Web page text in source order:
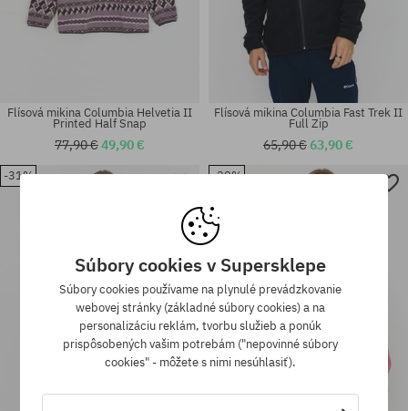
Dostupné veľkosti:
Flísová mikina Columbia Helvetia II
Printed Half Snap
77,90 €49,90 €
Flísová mikina Columbia Fast Trek II
Full Zip
65,90 €63,90 €
-31% -29%
Súbory cookies v Supersklepe
Súbory cookies používame na plynulé prevádzkovanie
webovej stránky (základné súbory cookies) a na
personalizáciu reklám, tvorbu služieb a ponúk
prispôsobených vašim potrebám ("nepovinné súbory
cookies" - môžete s nimi nesúhlasiť).